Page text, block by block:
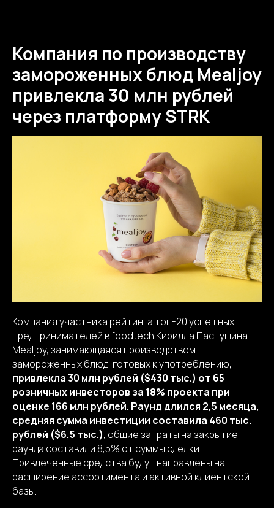
Компания по производству
замороженных блюд Mealjoy
привлекла 30 млн рублей
через платформу STRK
Компания участника рейтинга топ-20 успешных
предпринимателей в foodtech Кирилла Пастушина
Mealjoy, занимающаяся производством
замороженных блюд, готовых к употреблению,
привлекла 30 млн рублей ($430 тыс.) от 65
розничных инвесторов за 18% проекта при
оценке 166 млн рублей. Раунд длился 2,5 месяца,
средняя сумма инвестиции составила 460 тыс.
рублей ($6,5 тыс.), общие затраты на закрытие
раунда составили 8,5% от суммы сделки.
Привлеченные средства будут направлены на
расширение ассортимента и активной клиентской
базы.